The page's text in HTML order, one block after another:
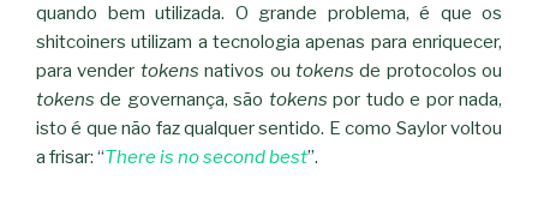
quando bem utilizada. O grande problema, é que os
shitcoiners utilizam a tecnologia apenas para enriquecer,
para vender tokensnativos ou tokensde protocolos ou
tokensde governança, são tokenspor tudo e por nada,
isto é que não faz qualquer sentido. E como Saylor voltou
a frisar: “There is no second best”.